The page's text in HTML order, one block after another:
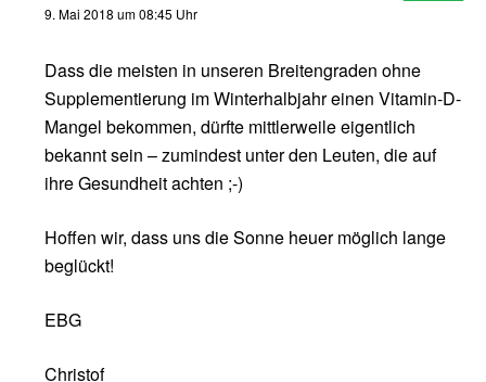
9. Mai 2018 um 08:45 Uhr
Dass die meisten in unseren Breitengraden ohne
Supplementierung im Winterhalbjahr einen Vitamin-D-
Mangel bekommen, dürfte mittlerweile eigentlich
bekannt sein – zumindest unter den Leuten, die auf
ihre Gesundheit achten ;-)
Hoffen wir, dass uns die Sonne heuer möglich lange
beglückt!
EBG
Christof